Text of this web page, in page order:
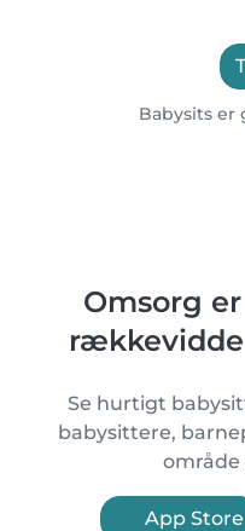
Babysits er
Omsorg
Se hurtigt
babysittere,
område
App Store